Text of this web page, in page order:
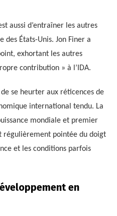
aussi d’entraîner les autres
des États-Unis. Jon Finer a
exhortant les autres
contribution » à l’IDA.
se heurter aux réticences de
international tendu. La
mondiale et premier
régulièrement pointée du doigt
et les conditions parfois
en